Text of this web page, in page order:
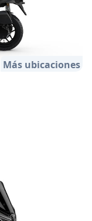
Más ubicaciones